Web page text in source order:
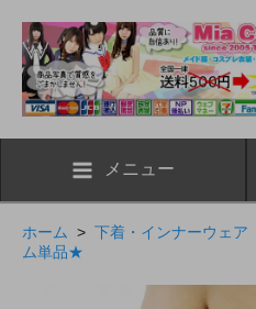
メニュー
ホーム > 下着・インナーウェア
ム単品★